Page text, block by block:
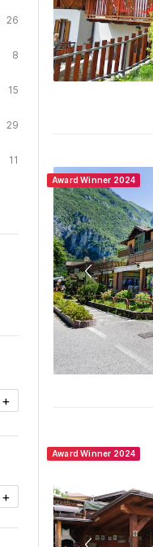
26
8
15
29
11
+
+
Award Winner 2024
Award Winner 2024